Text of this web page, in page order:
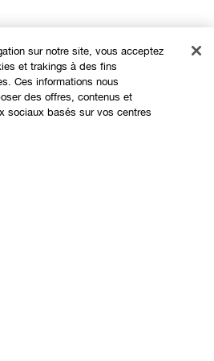
sur notre site, vous acceptez
et trakings à des fins
Ces informations nous
des offres, contenus et
sociaux basés sur vos centres